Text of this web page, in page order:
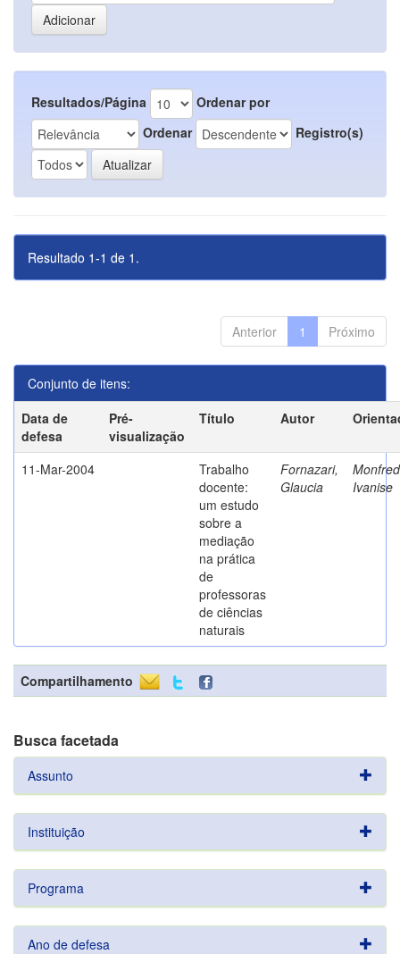
Resultados/Página
Ordenar por
Ordenar
Registro(s)
Resultado 1-1 de 1.
Anterior 1 Próximo
Conjunto de itens:
Data de
defesa
Pré-
visualização
Título Autor
11-Mar-2004
Trabalho
docente:
um estudo
sobre a
mediação
na prática
de
professoras
de ciências
naturais
Fornazari,
Glaucia
Ivanise
Compartilhamento
Busca facetada
Assunto
Instituição
Programa
Ano de defesa